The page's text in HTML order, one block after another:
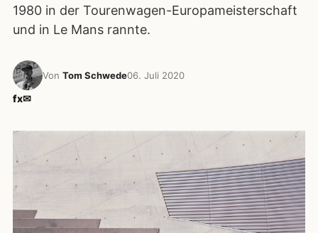
1980 in der Tourenwagen-Europameisterschaft
und in Le Mans rannte.
Von Tom Schwede06. Juli 2020
fx✉